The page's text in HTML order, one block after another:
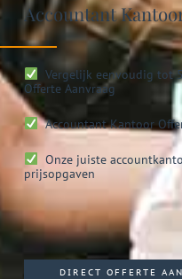
Accountant
Vergelijk eenvoudig tot
Offerte Aanvraag
Accountant Kantoor
Onze juiste
prijsopgaven
DIRECT OFFERTE